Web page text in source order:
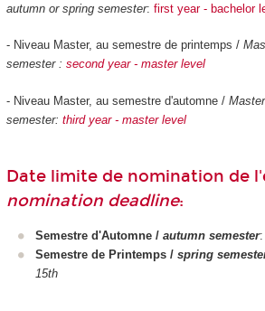
autumn or spring semester: first year - bachelor
- Niveau Master, au semestre de printemps /
semester : second year - master level
- Niveau Master, au semestre d'automne /
semester: third year - master level
Date limite de nomination de
nomination deadline:
Semestre d'Automne / autumn semester
Semestre de Printemps / spring
15th